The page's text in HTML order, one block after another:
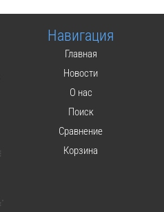
Навигация
Главная
Новости
О нас
Поиск
Сравнение
Корзина